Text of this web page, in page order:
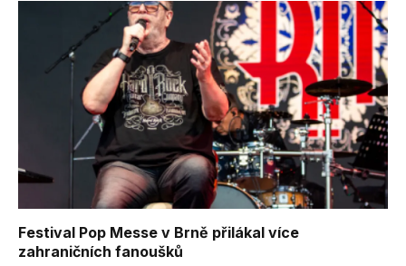
Festival Pop Messe v Brně přilákal více
zahraničních fanoušků